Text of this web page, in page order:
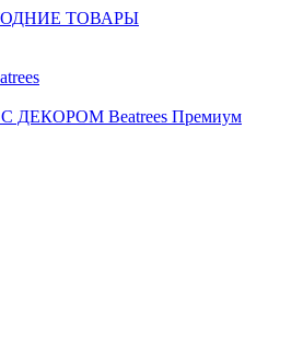
ТОВАРЫ
Beatrees Премиум